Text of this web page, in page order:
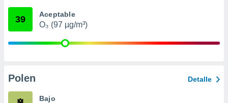
mediante
publicidad
39 Aceptable
O₃ (97 µg/m³)
Polen Detalle
Bajo